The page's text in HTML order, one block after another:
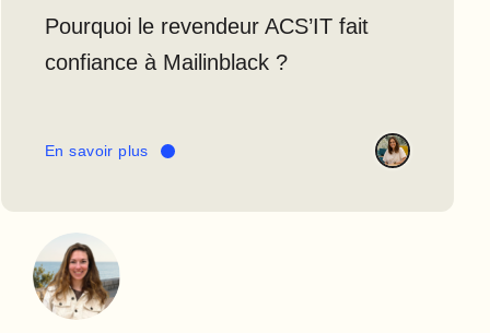
Pourquoi le revendeur ACS’IT fait
confiance à Mailinblack ?
En savoir plus